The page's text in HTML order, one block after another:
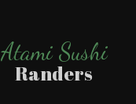
Atami Sushi
Randers